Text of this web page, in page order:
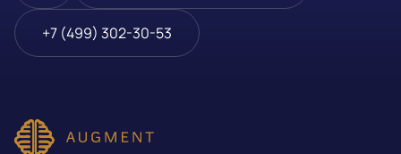
Блог и новости
Политика
конфиденциальности
+7 (499) 302-30-53
Телефон*
E-mail